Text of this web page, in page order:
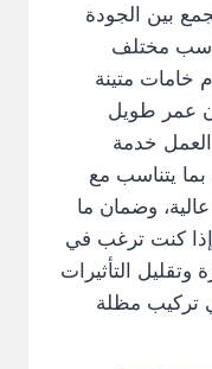
بين الجودة
مختلف
خامات متينة
عمر طويل
خدمة
يتناسب مع
عالية، وضمان ما
إذا كنت ترغب في
وتقليل التأثيرات
تركيب مظلة